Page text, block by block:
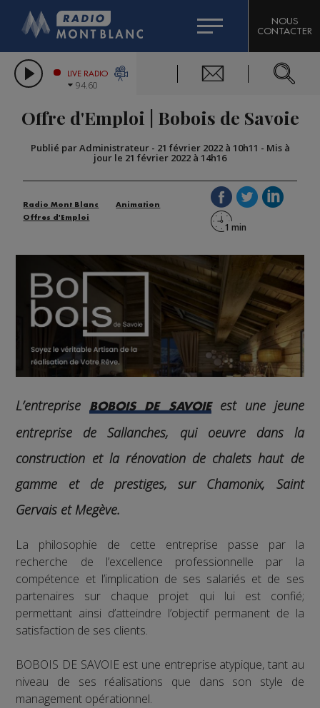
LES CHRONIQUES DE L'EXPERT
CITIZEN MACHINERY
GRAND MASSIF DOMAINES SKIABLES
BIGARD
COMPAGNIE DU MONT-BLANC
NOUS
CONTACTER
LIVE RADIO
94.60
Offre d'Emploi | Bobois de Savoie
Publié par Administrateur- 21 février 2022 à 10h11 - Mis à
jour le 21 février 2022 à 14h16
Radio Mont Blanc
Animation
Offres d'Emploi
L’entrepriseBOBOIS DE SAVOIEest une jeune
entreprise de Sallanches, qui oeuvre dans la
construction et la rénovation de chalets haut de
gamme et de prestiges, sur Chamonix, Saint
Gervais et Megève.
La philosophie de cette entreprise passe par la
recherche de l’excellence professionnelle par la
compétence et l’implication de ses salariés et de ses
partenaires sur chaque projet qui lui est confié;
permettant ainsi d’atteindre l’objectif permanent de la
satisfaction de ses clients.
BOBOIS DE SAVOIE est une entreprise atypique, tant au
niveau de ses réalisations que dans son style de
management opérationnel.